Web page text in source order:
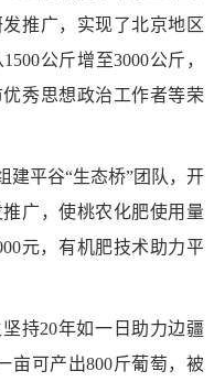
推广，实现了北京地区
公斤增至3000公斤，
秀思想政治工作者等荣
建平谷“生态桥”团队，开
广，使桃农化肥使用量
元，有机肥技术助力平
持20年如一日助力边疆
亩可产出800斤葡萄，被